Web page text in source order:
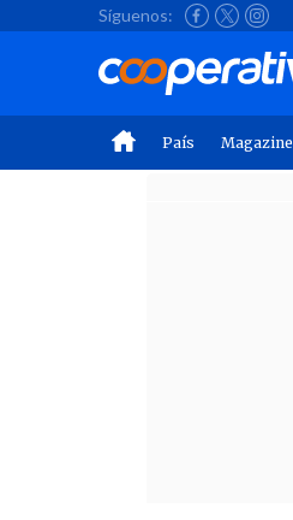
Síguenos:
País Magazine